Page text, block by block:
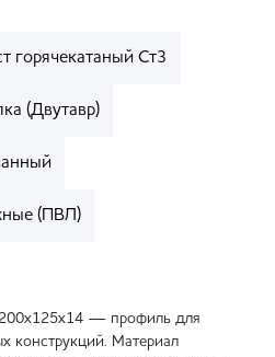
горячекатаный Ст3
(Двутавр)
(ПВЛ)
200х125х14 — профиль для
конструкций. Материал